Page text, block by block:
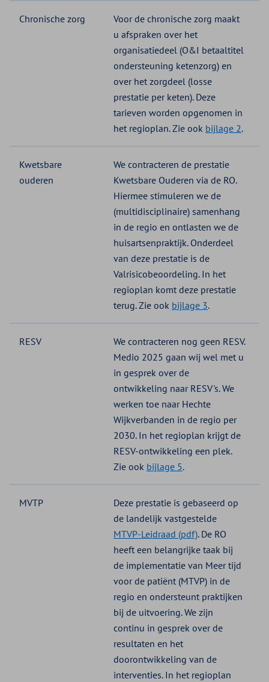
Chronische zorg
Voor de chronische zorg maakt
u afspraken over het
organisatiedeel (O&I betaaltitel
ondersteuning ketenzorg) en
over het zorgdeel (losse
prestatie per keten). Deze
tarieven worden opgenomen in
het regioplan. Zie ook bijlage 2.
Kwetsbare
ouderen
We contracteren de prestatie
Kwetsbare Ouderen via de RO.
Hiermee stimuleren we de
(multidisciplinaire) samenhang
in de regio en ontlasten we de
huisartsenpraktijk. Onderdeel
van deze prestatie is de
Valrisicobeoordeling. In het
regioplan komt deze prestatie
terug. Zie ook bijlage 3.
RESV
We contracteren nog geen RESV.
Medio 2025 gaan wij wel met u
in gesprek over de
ontwikkeling naar RESV's. We
werken toe naar Hechte
Wijkverbanden in de regio per
2030. In het regioplan krijgt de
RESV-ontwikkeling een plek.
Zie ook bijlage 5.
MVTP
Deze prestatie is gebaseerd op
de landelijk vastgestelde
MTVP-Leidraad (pdf). De RO
heeft een belangrijke taak bij
de implementatie van Meer tijd
voor de patiënt (MTVP) in de
regio en ondersteunt praktijken
bij de uitvoering. We zijn
continu in gesprek over de
resultaten en het
doorontwikkeling van de
interventies. In het regioplan